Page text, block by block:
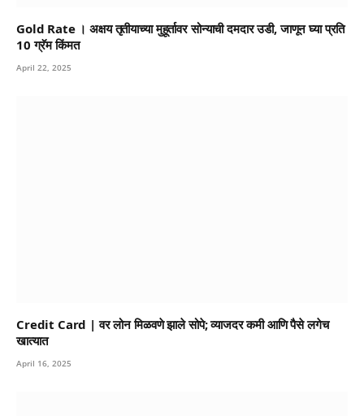
Gold Rate । अक्षय तृतीयाच्या मुहूर्तावर सोन्याची दमदार उडी, जाणून घ्या प्रति
10 ग्रॅम किंमत
April 22, 2025
Credit Card | वर लोन मिळवणे झाले सोपे; व्याजदर कमी आणि पैसे लगेच
खात्यात
April 16, 2025